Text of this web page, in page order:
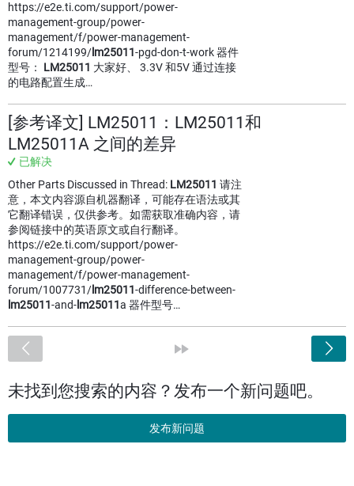
https://e2e.ti.com/support/power-
management-group/power-
management/f/power-management-
forum/1214199/ lm25011-pgd-don-t-work 器件
型号： LM25011 大家好、 3.3V 和5V 通过连接
的电路配置生成…
[参考译文] LM25011：LM25011和
LM25011A 之间的差异
已解决
Other Parts Discussed in Thread: LM25011 请注
意，本文内容源自机器翻译，可能存在语法或其
它翻译错误，仅供参考。如需获取准确内容，请
参阅链接中的英语原文或自行翻译。
https://e2e.ti.com/support/power-
management-group/power-
management/f/power-management-
forum/1007731/ lm25011-difference-between-
lm25011-and- lm25011a 器件型号…
未找到您搜索的内容？发布一个新问题吧。
发布新问题